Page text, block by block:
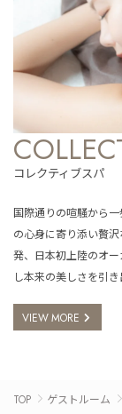
コレクティブスパ
国際通りの喧騒から
の心身に寄り添い贅
発、日本初上陸のオー
し本来の美しさを引き
VIEW MORE
TOP ゲストルーム